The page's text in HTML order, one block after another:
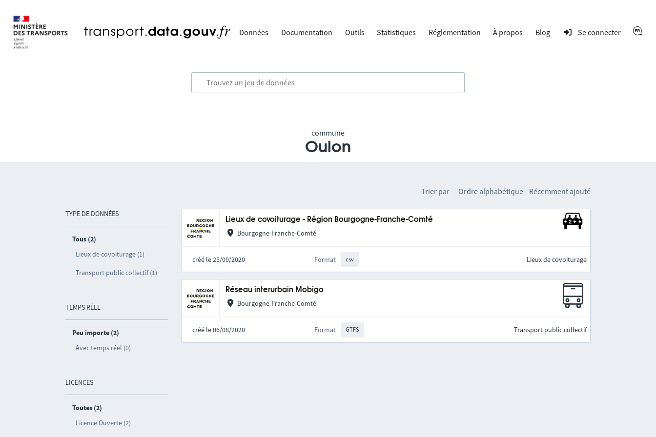
Données Documentation Outils Statistiques Réglementation À propos Blog Se connecter
commune
Oulon
TYPE DE DONNÉES
Tous (2)
Lieux de covoiturage (1)
Transport public collectif (1)
TEMPS RÉEL
Peu importe (2)
Avec temps réel (0)
LICENCES
Toutes (2)
Licence Ouverte (2)
Trier par Ordre alphabétique Récemment ajouté
Lieux de covoiturage - Région Bourgogne-Franche-Comté
Bourgogne-Franche-Comté
créé le 25/09/2020 Format csv Lieux de covoiturage
Réseau interurbain Mobigo
Bourgogne-Franche-Comté
créé le 06/08/2020 Format GTFS Transport public collectif